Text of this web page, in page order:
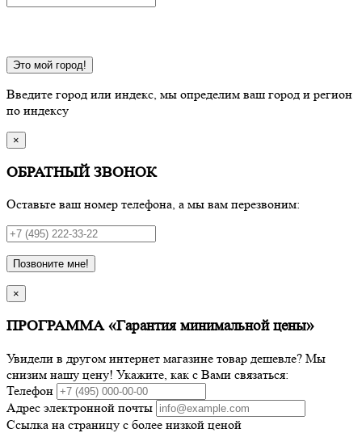
Это мой город!
Введите город или индекс, мы определим ваш город и регион
по индексу
×
ОБРАТНЫЙ ЗВОНОК
Оставьте ваш номер телефона, а мы вам перезвоним:
Позвоните мне!
×
ПРОГРАММА «Гарантия минимальной цены»
Увидели в другом интернет магазине товар дешевле? Мы
снизим нашу цену! Укажите, как с Вами связаться:
Телефон
Адрес электронной почты
Ссылка на страницу с более низкой ценой